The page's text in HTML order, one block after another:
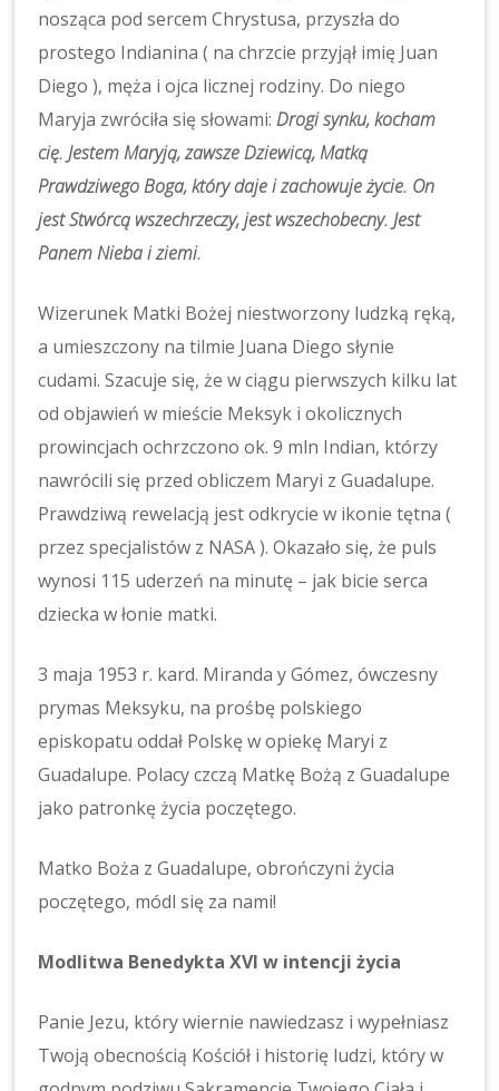
nosząca pod sercem Chrystusa, przyszła do
prostego Indianina ( na chrzcie przyjął imię Juan
Diego ), męża i ojca licznej rodziny. Do niego
Maryja zwróciła się słowami:Drogi synku, kocham
cię. Jestem Maryją, zawsze Dziewicą, Matką
Prawdziwego Boga, który daje i zachowuje życie. On
jest Stwórcą wszechrzeczy, jest wszechobecny. Jest
Panem Nieba i ziemi.
Wizerunek Matki Bożej niestworzony ludzką ręką,
a umieszczony na tilmie Juana Diego słynie
cudami. Szacuje się, że w ciągu pierwszych kilku lat
od objawień w mieście Meksyk i okolicznych
prowincjach ochrzczono ok. 9 mln Indian, którzy
nawrócili się przed obliczem Maryi z Guadalupe.
Prawdziwą rewelacją jest odkrycie w ikonie tętna (
przez specjalistów z NASA ). Okazało się, że puls
wynosi 115 uderzeń na minutę – jak bicie serca
dziecka w łonie matki.
3 maja 1953 r. kard. Miranda y Gómez, ówczesny
prymas Meksyku, na prośbę polskiego
episkopatu oddał Polskę w opiekę Maryi z
Guadalupe. Polacy czczą Matkę Bożą z Guadalupe
jako patronkę życia poczętego.
Matko Boża z Guadalupe, obrończyni życia
poczętego, módl się za nami!
Modlitwa Benedykta XVI w intencji życia
Panie Jezu, który wiernie nawiedzasz i wypełniasz
Twoją obecnością Kościół i historię ludzi, który w